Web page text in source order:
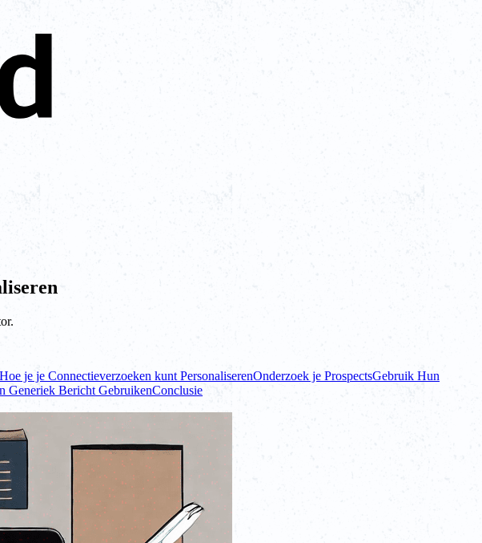
Hoe je je Connectieverzoeken kunt PersonaliserenOnderzoek je ProspectsGebruik Hun
Generiek Bericht GebruikenConclusie